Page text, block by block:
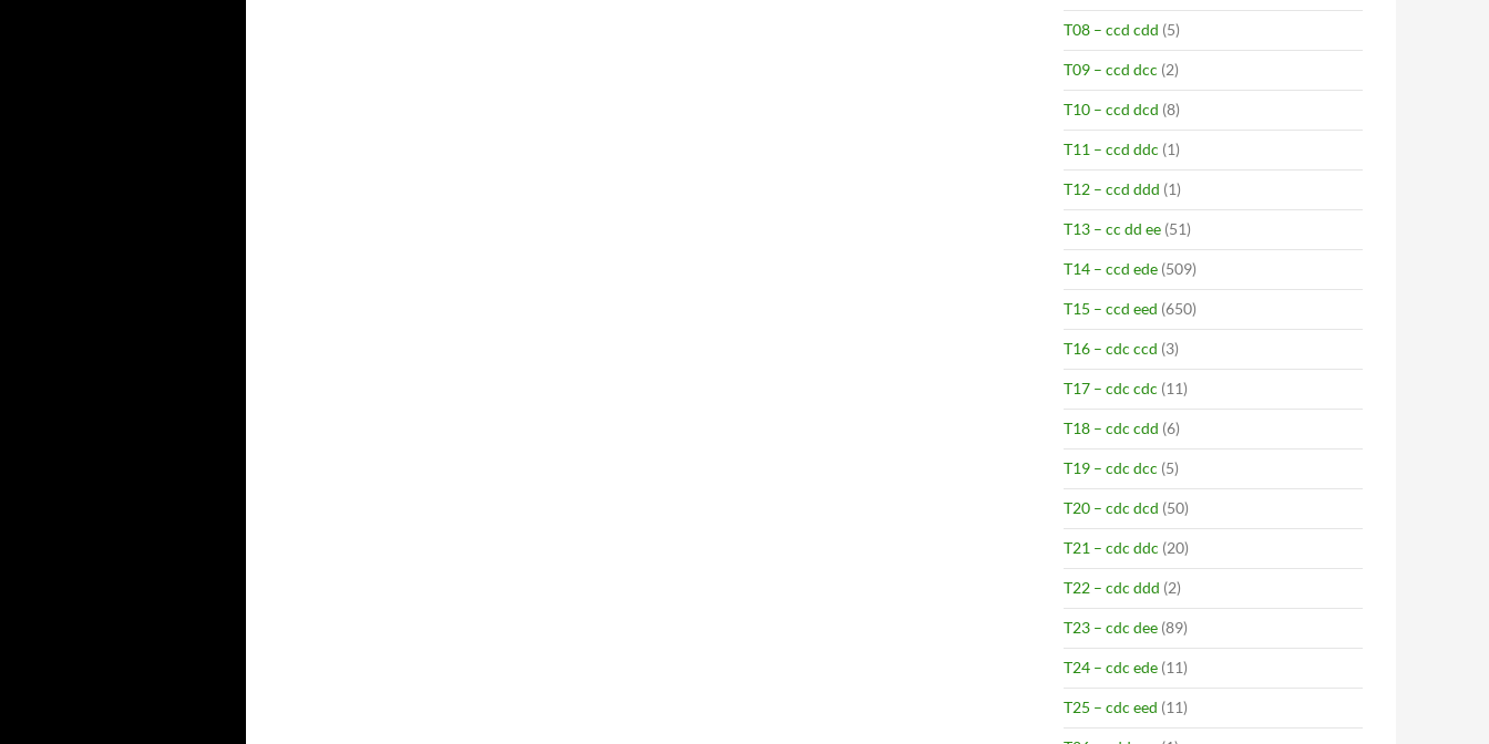
T08 – ccd cdd (5)
T09 – ccd dcc (2)
T10 – ccd dcd (8)
T11 – ccd ddc (1)
T12 – ccd ddd (1)
T13 – cc dd ee (51)
T14 – ccd ede (509)
T15 – ccd eed (650)
T16 – cdc ccd (3)
T17 – cdc cdc (11)
T18 – cdc cdd (6)
T19 – cdc dcc (5)
T20 – cdc dcd (50)
T21 – cdc ddc (20)
T22 – cdc ddd (2)
T23 – cdc dee (89)
T24 – cdc ede (11)
T25 – cdc eed (11)